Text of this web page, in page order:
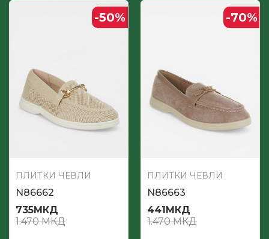
-50%
ПЛИТКИ ЧЕВЛИ
N86662
735МКД
1.470МКД
-70%
ПЛИТКИ ЧЕВЛИ
N86663
441МКД
1.470МКД